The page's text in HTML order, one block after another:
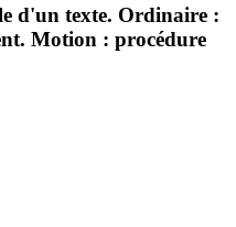
d'un texte. Ordinaire :
Motion : procédure